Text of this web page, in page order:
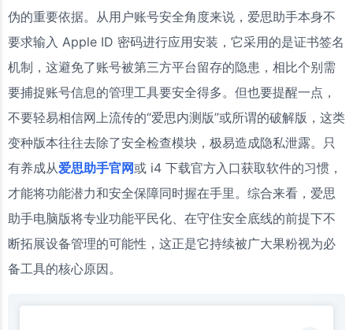
伪的重要依据。从用户账号安全角度来说，爱思助手本身不
要求输入 Apple ID 密码进行应用安装，它采用的是证书签名
机制，这避免了账号被第三方平台留存的隐患，相比个别需
要捕捉账号信息的管理工具要安全得多。但也要提醒一点，
不要轻易相信网上流传的“爱思内测版”或所谓的破解版，这类
变种版本往往去除了安全检查模块，极易造成隐私泄露。只
有养成从爱思助手官网或 i4 下载官方入口获取软件的习惯，
才能将功能潜力和安全保障同时握在手里。综合来看，爱思
助手电脑版将专业功能平民化、在守住安全底线的前提下不
断拓展设备管理的可能性，这正是它持续被广大果粉视为必
备工具的核心原因。